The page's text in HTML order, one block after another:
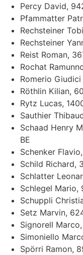
Percy David,
Pfammatter
Rechsteiner
Rechsteiner
Reist Roman,
Rochat
Romerio
Röthlin Kilian,
Rytz Lucas,
Sauthier
Schaad Henry
BE
Schenker
Schild Richard,
Schlatter
Schlegel Mario,
Schuppli
Setz Marvin,
Signorell
Simoniello
Spörri Ramon,